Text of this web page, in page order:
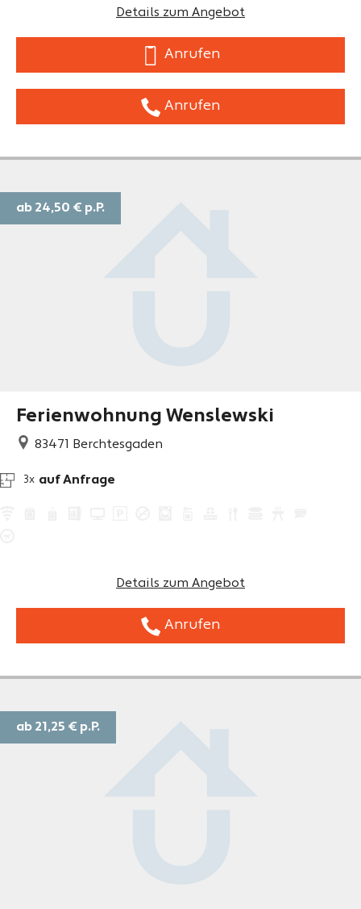
Details zum Angebot
Anrufen
Anrufen
Ferienwohnung Wenslewski
83471 Berchtesgaden
3x auf Anfrage
Details zum Angebot
Anrufen
ab 24,50 € p.P.
ab 21,25 € p.P.